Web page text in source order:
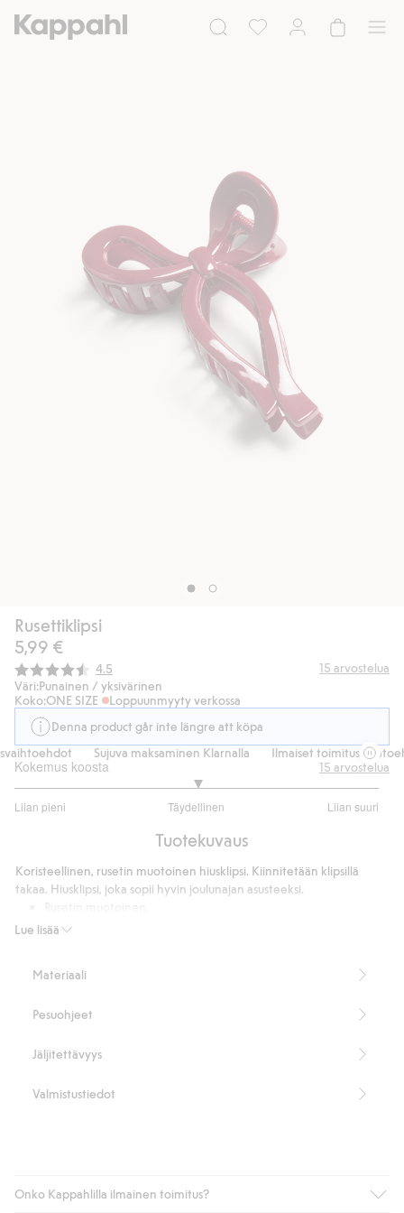
Rusettiklipsi
5,99 €
Keskimääräinen luokitus:
4.5 15 arvostelua
Väri:Punainen / yksivärinen
Koko:ONE SIZE
Loppuunmyyty verkossa
Denna product går inte längre att köpa
Sujuva maksaminen Klarnalla Ilmaiset
Kokemus koosta
Liian pieni Täydellinen Liian suuri
/
ääneen
15 arvostelua
Tuotekuvaus
Lue lisää
Koristeellinen, rusetin muotoinen hiusklipsi. Kiinnitetään klipsillä
takaa. Hiusklipsi, joka sopii hyvin joulunajan asusteeksi.
Kiinnitys takana
Tuotenumero
Materiaali
Pesuohjeet
Jäljitettävyys
Valmistustiedot
Onko Kappahlilla ilmainen toimitus?